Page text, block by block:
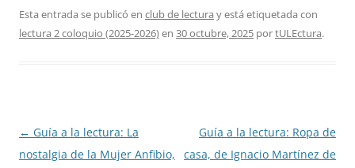
Esta entrada se publicó en club de lectura y está etiquetada con
lectura 2 coloquio (2025-2026)en 30 octubre, 2025 portULEctura.
Navegación
de
← Guía a la lectura: La
nostalgia de la Mujer Anfibio,
Guía a la lectura: Ropa de
casa, de Ignacio Martínez de